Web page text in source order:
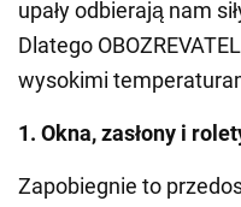
upały odbierają nam
Dlatego
wysokimi
1. Okna, zasłony i
Zapobiegnie to